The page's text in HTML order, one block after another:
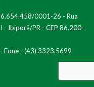
0001-26 - Rua
- Ibiporã/PR - CEP 86.200-
Fone - (43) 3323.5699